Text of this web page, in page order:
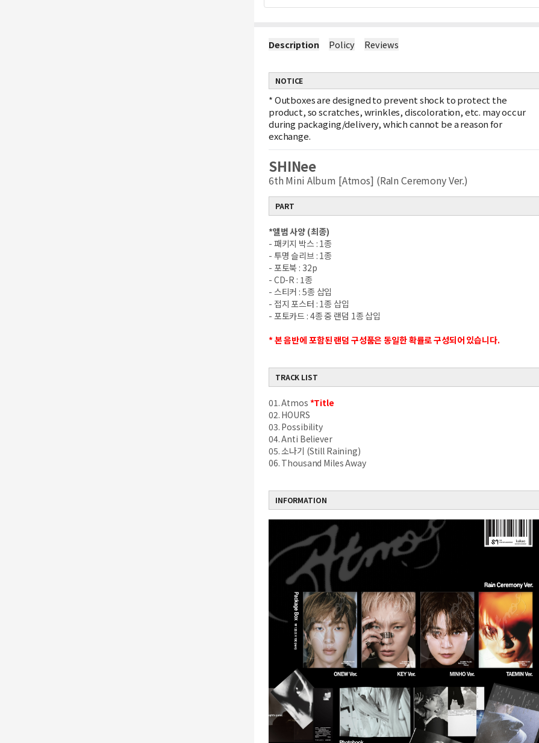
Description Policy Reviews
NOTICE
*Outboxes are designed to prevent shock to protect the
product, so scratches, wrinkles, discoloration, etc. may occur
during packaging/delivery, which cannot be a reason for
exchange.
SHINee
6th Mini Album [Atmos] (RaIn Ceremony Ver.)
PART
*앨범 사양 (최종)
- 패키지 박스: 1종
- 투명 슬리브: 1종
- 포토북 : 32p
- CD-R : 1종
- 스티커 : 5종 삽입
- 접지 포스터 : 1종 삽입
- 포토카드 : 4종 중 랜덤 1종 삽입
*본 음반에 포함된 랜덤 구성품은 동일한 확률로 구성되어 있습니다.
TRACK LIST
01. Atmos *Title
02. HOURS
03. Possibility
04. Anti Believer
05. 소나기 (Still Raining)
06. Thousand Miles Away
INFORMATION